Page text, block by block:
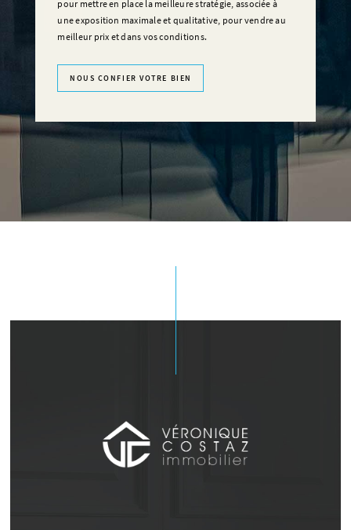
pour mettre en place la meilleure stratégie, associée à
une exposition maximale et qualitative, pour vendre au
meilleur prix et dans vos conditions.
NOUS CONFIER VOTRE BIEN